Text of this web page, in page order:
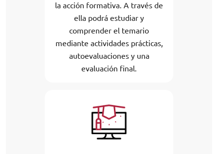
la acción formativa. A través de
ella podrá estudiar y
comprender el temario
mediante actividades prácticas,
autoevaluaciones y una
evaluación final.